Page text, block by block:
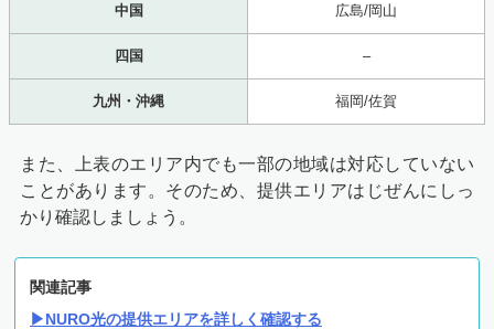
中国 広島/岡山
四国 –
九州・沖縄 福岡/佐賀
また、上表のエリア内でも一部の地域は対応していない
ことがあります。そのため、提供エリアはじぜんにしっ
かり確認しましょう。
関連記事
▶NURO光の提供エリアを詳しく確認する